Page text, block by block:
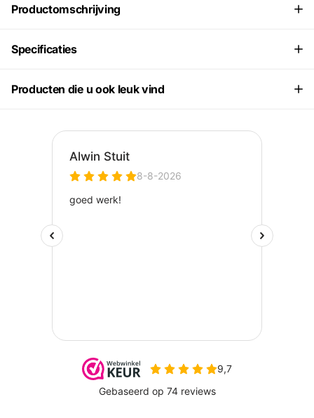
Productomschrijving
Specificaties
Producten die u ook leuk vind